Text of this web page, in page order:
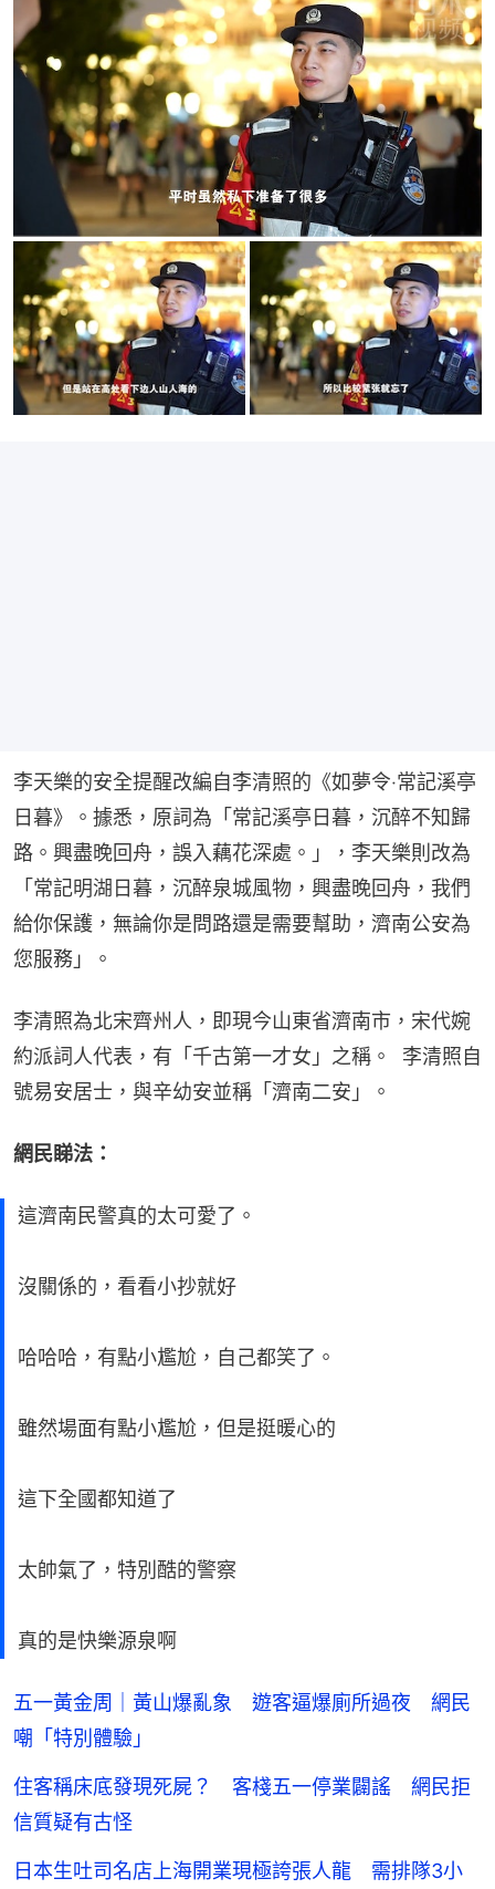
李天樂的安全提醒改編自李清照的《如夢令‧常記溪亭
日暮》。據悉，原詞為「常記溪亭日暮，沉醉不知歸
路。興盡晚回舟，誤入藕花深處。」，李天樂則改為
「常記明湖日暮，沉醉泉城風物，興盡晚回舟，我們
給你保護，無論你是問路還是需要幫助，濟南公安為
您服務」。
李清照為北宋齊州人，即現今山東省濟南市，宋代婉
約派詞人代表，有「千古第一才女」之稱。  李清照自
號易安居士，與辛幼安並稱「濟南二安」。
網民睇法：
這濟南民警真的太可愛了。
沒關係的，看看小抄就好
哈哈哈，有點小尷尬，自己都笑了。
雖然場面有點小尷尬，但是挺暖心的
這下全國都知道了
太帥氣了，特別酷的警察
真的是快樂源泉啊
五一黃金周｜黃山爆亂象 遊客逼爆廁所過夜 網民
嘲「特別體驗」
住客稱床底發現死屍？ 客棧五一停業闢謠 網民拒
信質疑有古怪
日本生吐司名店上海開業現極誇張人龍 需排隊3小